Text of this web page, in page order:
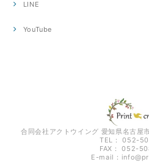
LINE
YouTube
合同会社アクトウイング 愛知県名古屋
TEL： 052-
FAX： 052-
E-mail：